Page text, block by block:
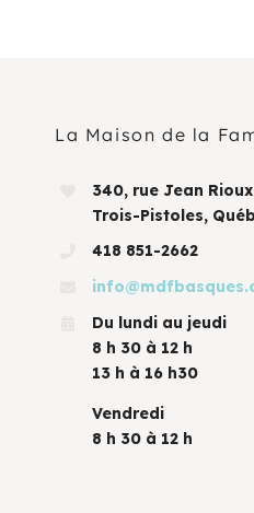
La Maison de la
340, rue Jean Rioux
Trois-Pistoles,
418 851-2662
Du lundi au jeudi
8 h 30 à 12 h
13 h à 16 h30
Vendredi
8 h 30 à 12 h